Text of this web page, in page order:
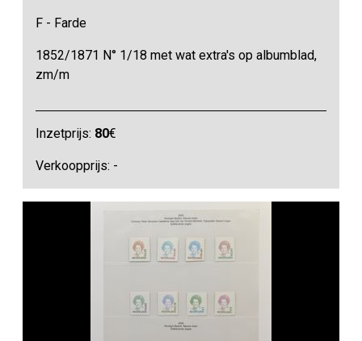
F - Farde
1852/1871 N° 1/18 met wat extra's op albumblad,
zm/m
Inzetprijs: 80€
Verkoopprijs: -